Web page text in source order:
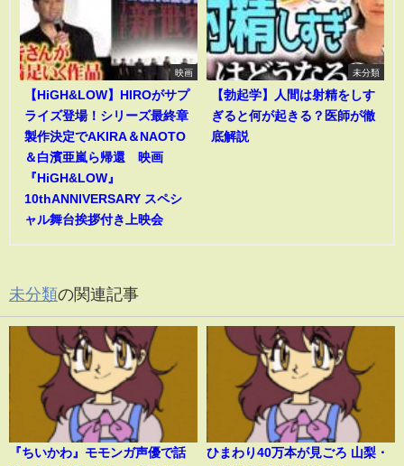
映画
【HiGH&LOW】HIROがサプ
ライズ登場！シリーズ最終章
製作決定でAKIRA＆NAOTO
＆白濱亜嵐ら帰還 映画
『HiGH&LOW』
10thANNIVERSARY スペシ
ャル舞台挨拶付き上映会
未分類
【勃起学】人間は射精をしす
ぎると何が起きる？医師が徹
底解説
未分類の関連記事
『ちいかわ』モモンガ声優で話
ひまわり40万本が見ごろ 山梨・